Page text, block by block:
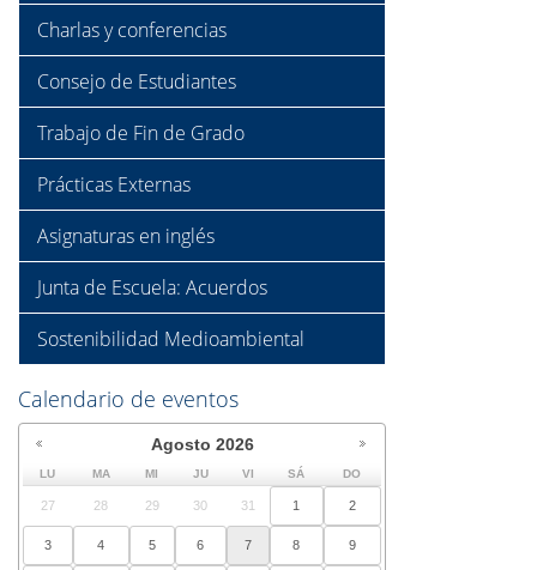
Charlas y conferencias
Consejo de Estudiantes
Trabajo de Fin de Grado
Prácticas Externas
Asignaturas en inglés
Junta de Escuela: Acuerdos
Sostenibilidad Medioambiental
Calendario de eventos
Agosto 2026
LU MA MI JU VI SÁ DO
27 28 29 30 31 1 2
3 4 5 6 7 8 9